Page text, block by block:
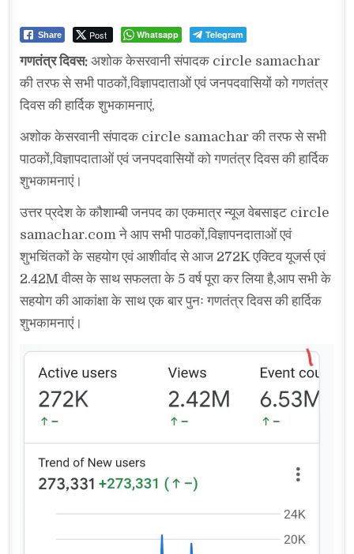
Share Post Whatsapp Telegram
गणतंत्र दिवस: अशोक केसरवानी संपादक circle samachar
की तरफ से सभी पाठकों,विज्ञापदाताओं एवं जनपदवासियों को गणतंत्र
दिवस की हार्दिक शुभकामनाएं,
अशोक केसरवानी संपादक circle samachar की तरफ से सभी
पाठकों,विज्ञापदाताओं एवं जनपदवासियों को गणतंत्र दिवस की हार्दिक
शुभकामनाएं।
उत्तर प्रदेश के कौशाम्बी जनपद का एकमात्र न्यूज वेबसाइट circle
samachar.com ने आप सभी पाठकों,विज्ञापनदाताओं एवं
शुभचिंतकों के सहयोग एवं आशीर्वाद से आज 272K एक्टिव यूजर्स एवं
2.42M वीव्स के साथ सफलता के 5 वर्ष पूरा कर लिया है,आप सभी के
सहयोग की आकांक्षा के साथ एक बार पुनः गणतंत्र दिवस की हार्दिक
शुभकामनाएं।